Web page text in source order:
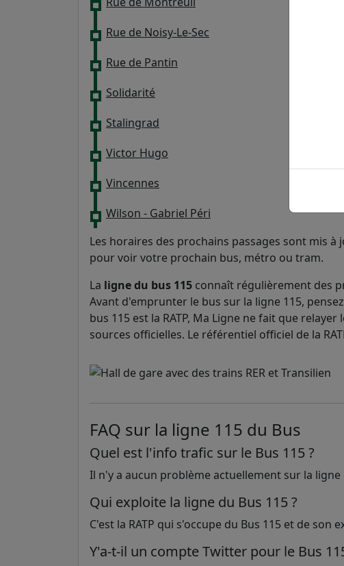
Rue de Noisy-Le-Sec
Rue de Pantin
Solidarité
Stalingrad
Victor Hugo
Vincennes
Wilson - Gabriel Péri
Les horaires des prochains passages sont mis
pour voir votre prochain bus, métro ou tram.
La ligne du bus 115 connaît régulièrement des
Avant d'emprunter le bus sur la ligne 115,
bus 115 est la RATP, Ma Ligne ne fait que
sources officielles. Le référentiel officiel de la
FAQ sur la ligne 115 du Bus
Quel est l'info trafic sur le Bus 115 ?
Il n'y a aucun problème actuellement sur la
Qui exploite la ligne du Bus 115 ?
C'est la RATP qui s'occupe du Bus 115 et de son
Y'a-t-il un compte Twitter pour le Bus